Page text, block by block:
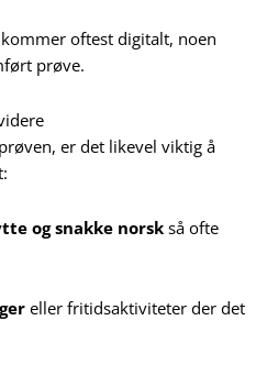
kommer oftest digitalt, noen
prøve.
er det likevel viktig å
og snakke norsk så ofte
eller fritidsaktiviteter der det